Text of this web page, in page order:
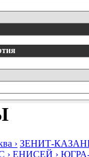
› ЗЕНИТ-
› ЕНИСЕЙ ›